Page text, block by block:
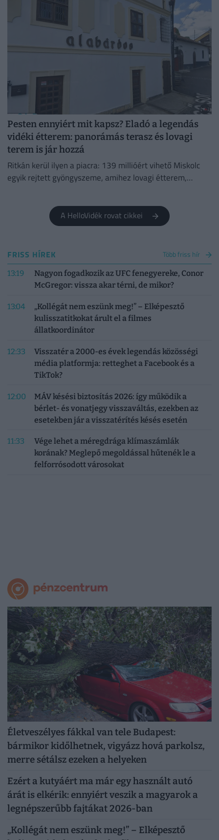
Pesten ennyiért mit kapsz? Eladó a legendás
vidéki étterem: panorámás terasz és lovagi
terem is jár hozzá
Ritkán kerül ilyen a piacra: 139 millióért vihető Miskolc
egyik rejtett gyöngyszeme, amihez lovagi étterem,
A HelloVidék rovat cikkei
FRISS HÍREK Több friss hír
13:19
Nagyon fogadkozik az UFC fenegyereke, Conor
McGregor: vissza akar térni, de mikor?
13:04
„Kollégát nem eszünk meg!” – Elképesztő
kulisszatitkokat árult el a filmes
állatkoordinátor
12:33
Visszatér a 2000-es évek legendás közösségi
média platformja: retteghet a Facebook és a
TikTok?
12:00
MÁV késési biztosítás 2026: így működik a
bérlet- és vonatjegy visszaváltás, ezekben az
esetekben jár a visszatérítés késés esetén
11:33
Vége lehet a méregdrága klímaszámlák
korának? Meglepő megoldással hűtenék le a
felforrósodott városokat
Életveszélyes fákkal van tele Budapest:
bármikor kidőlhetnek, vigyázz hová parkolsz,
merre sétálsz ezeken a helyeken
Ezért a kutyáért ma már egy használt autó
árát is elkérik: ennyiért veszik a magyarok a
legnépszerűbb fajtákat 2026-ban
„Kollégát nem eszünk meg!” – Elképesztő